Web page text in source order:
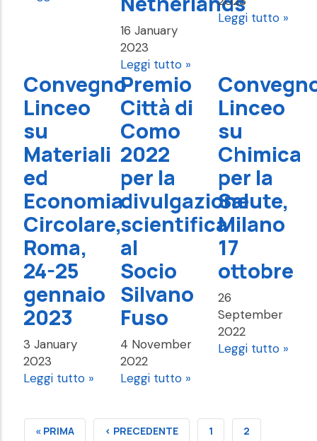
16 January
2023
Leggi tutto »
Leggi tutto »
Convegno
Linceo
su
Materiali
ed
Economia
Circolare,
Roma,
24-25
gennaio
2023
3 January
2023
Leggi tutto »
Premio
Città di
Como
2022
per la
divulgazione
scientifica
al
Socio
Silvano
Fuso
4 November
2022
Leggi tutto »
Linceo
su
Chimica
per la
Salute,
Milano
17
ottobre
26
September
2022
Leggi tutto »
FIRST
« PRIMA
PREVIOUS
‹ PRECEDENTE PAGE
1 PAGE
2